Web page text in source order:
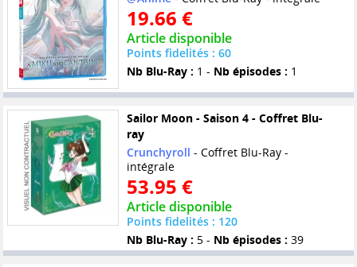
19.66 €
Article disponible
Points fidelités : 60
Nb Blu-Ray : 1 - Nb épisodes : 1
Sailor Moon - Saison 4 - Coffret Blu-
ray
Crunchyroll - Coffret Blu-Ray -
intégrale
53.95 €
Article disponible
Points fidelités : 120
Nb Blu-Ray : 5 - Nb épisodes : 39